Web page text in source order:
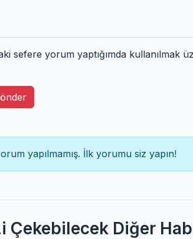
sefere yorum yaptığımda kullanılmak
yapılmamış. İlk yorumu siz yapın!
Çekebilecek Diğer